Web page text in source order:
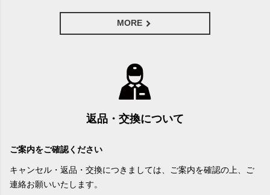
MORE
返品・交換について
ご案内をご確認ください
キャンセル・返品・交換につきましては、ご案内を確認の上、ご
連絡お願いいたします。